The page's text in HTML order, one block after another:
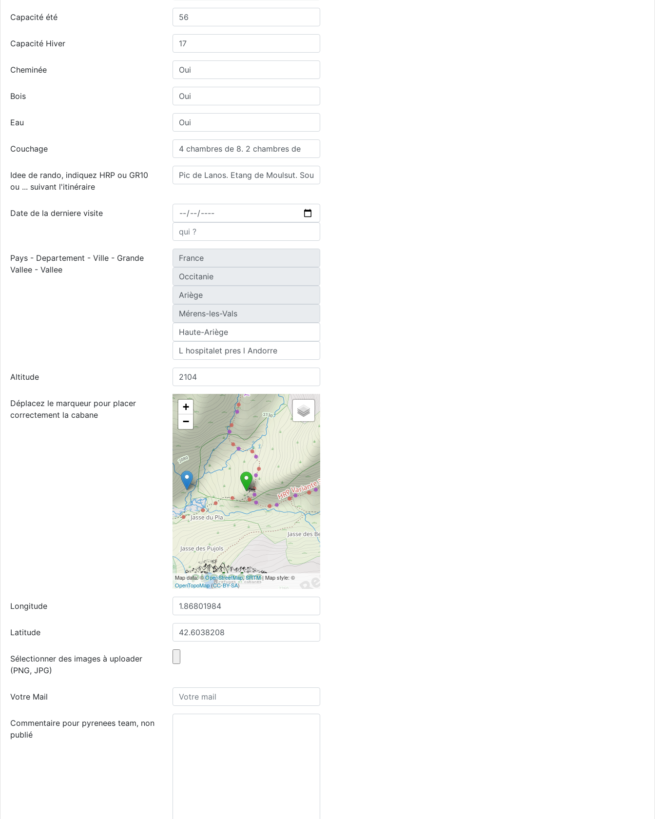
Capacité été
Capacité Hiver
Cheminée
Bois
Eau
Couchage
Idee de rando, indiquez HRP ou GR10
ou ... suivant l'itinéraire
Date de la derniere visite
Pays - Departement - Ville - Grande
Vallee - Vallee
Altitude
Déplacez le marqueur pour placer
correctement la cabane
+
−
Map data: ©OpenStreetMap,SRTM| Map style: ©
OpenTopoMap(CC-BY-SA)
Longitude
Latitude
Sélectionner des images à uploader
(PNG, JPG)
Votre Mail
Commentaire pour pyrenees team, non
publié